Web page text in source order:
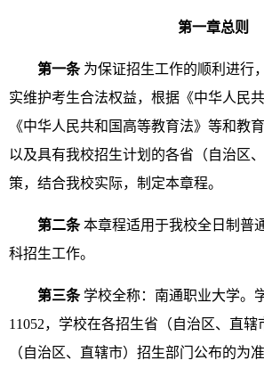
第一章总则
第一条为保证招生工作的顺利进行
实维护考生合法权益，根据《中华人民
《中华人民共和国高等教育法》等和教
以及具有我校招生计划的各省（自治区
策，结合我校实际，制定本章程。
第二条本章程适用于我校全日制普
科招生工作。
第三条学校全称：南通职业大学。
11052，学校在各招生省（自治区、直辖
（自治区、直辖市）招生部门公布的为准